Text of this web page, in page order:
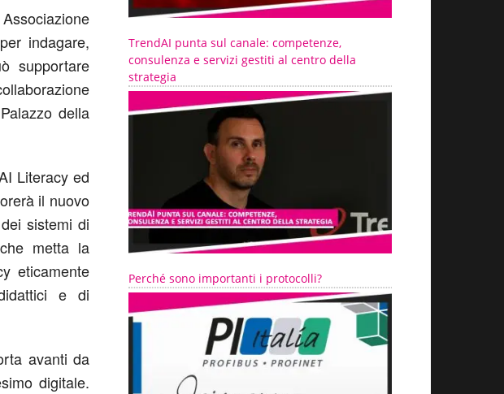
indagare,
supportare
della
Literacy ed
il nuovo
sistemi di
metta la
eticamente
e di
avanti da
digitale.
TrendAI punta sul canale: competenze,
consulenza e servizi gestiti al centro della
strategia
Perché sono importanti i protocolli?